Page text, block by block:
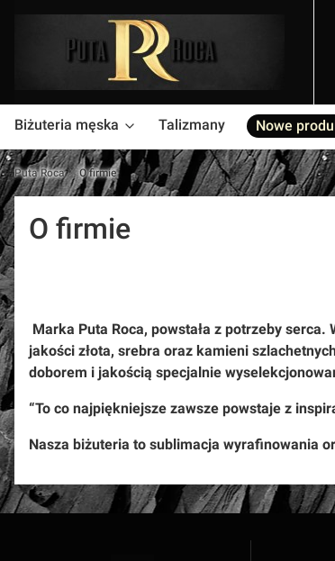
Biżuteria męska Talizmany Nowe
Puta Roca O firmie
O firmie
Marka Puta Roca, powstała z potrzeby
jakości złota, srebra oraz kamieni
doborem i jakością specjalnie
“To co najpiękniejsze zawsze powstaje z
Nasza biżuteria to sublimacja wyrafinowania